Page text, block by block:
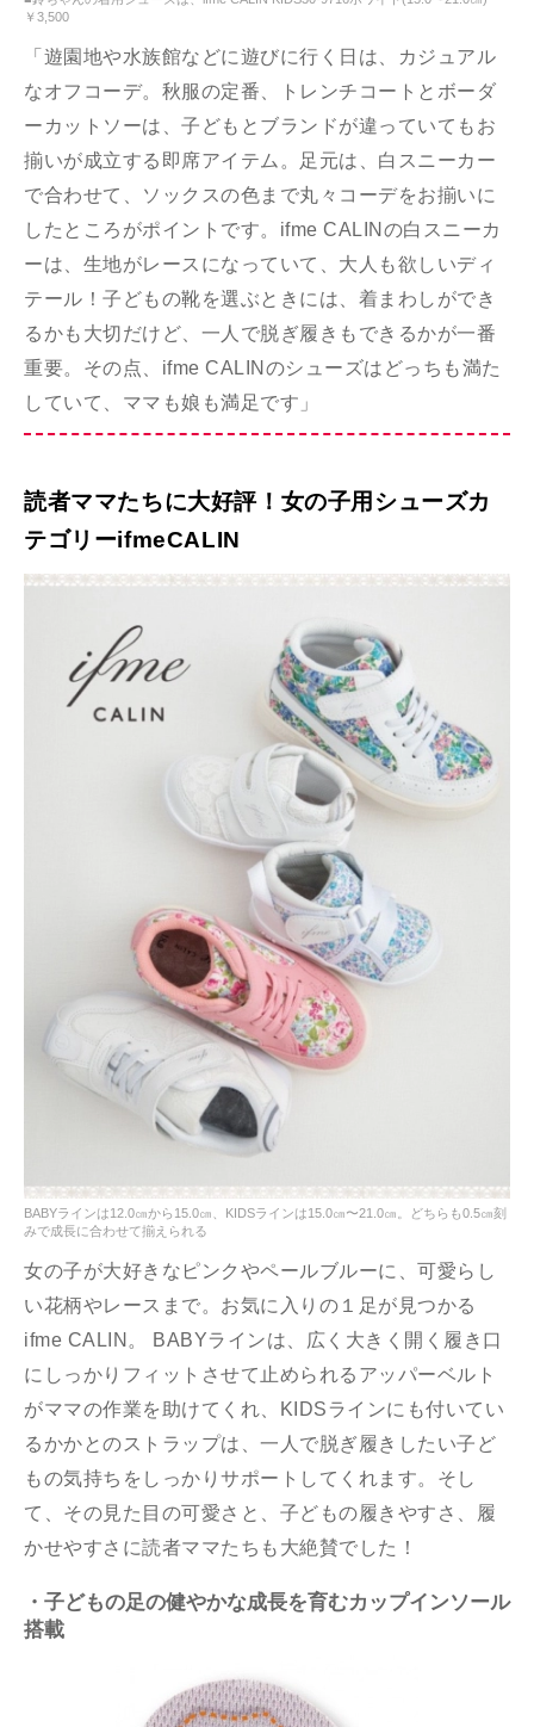
￥3,500
「遊園地や水族館などに遊びに行く日は、カジュアル
なオフコーデ。秋服の定番、トレンチコートとボーダ
ーカットソーは、子どもとブランドが違っていてもお
揃いが成立する即席アイテム。足元は、白スニーカー
で合わせて、ソックスの色まで丸々コーデをお揃いに
したところがポイントです。ifme CALINの白スニーカ
ーは、生地がレースになっていて、大人も欲しいディ
テール！子どもの靴を選ぶときには、着まわしができ
るかも大切だけど、一人で脱ぎ履きもできるかが一番
重要。その点、ifme CALINのシューズはどっちも満た
していて、ママも娘も満足です」
読者ママたちに大好評！女の子用シューズカ
テゴリーifmeCALIN
BABYラインは12.0㎝から15.0㎝、KIDSラインは15.0㎝〜21.0㎝。どちらも0.5㎝刻
みで成長に合わせて揃えられる
女の子が大好きなピンクやペールブルーに、可愛らし
い花柄やレースまで。お気に入りの１足が見つかる
ifme CALIN。 BABYラインは、広く大きく開く履き口
にしっかりフィットさせて止められるアッパーベルト
がママの作業を助けてくれ、KIDSラインにも付いてい
るかかとのストラップは、一人で脱ぎ履きしたい子ど
もの気持ちをしっかりサポートしてくれます。そし
て、その見た目の可愛さと、子どもの履きやすさ、履
かせやすさに読者ママたちも大絶賛でした！
・子どもの足の健やかな成長を育むカップインソール
搭載